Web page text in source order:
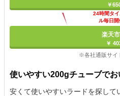
￥
24時間タ
ル毎日開
楽天
￥
※各社通販サイ
使いやすい200gチューブで
安くて使いやすいラードを探して